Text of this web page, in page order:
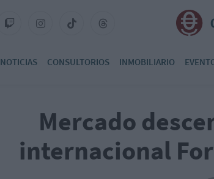
NOTICIAS CONSULTORIOS INMOBILIARIO
Mercado
internacional